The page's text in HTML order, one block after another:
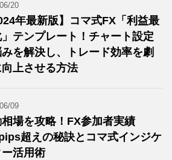
20
年最新版】コマ式FX「利益最
テンプレート！チャート設定
を解決し、トレード効率を劇
上させる方法
09
場を攻略！FX参加者実績
超えの秘訣とコマ式インジケ
活用術